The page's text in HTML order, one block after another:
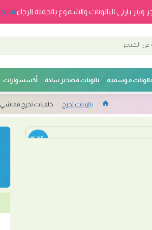
بارتي للبالونات والشموع بالجملة الرجاء
بالونات موسميه بالونات قصدير سادة أكسسوارات
بالونات تخرج خلفيات تخرج قماشي - 81081 - 300*50
-35 %